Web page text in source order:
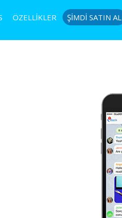
ÖZELLIKLER ŞIMDI SATIN AL